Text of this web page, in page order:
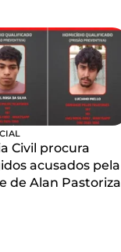
Civil procura
acusados pela
de Alan Pastoriza